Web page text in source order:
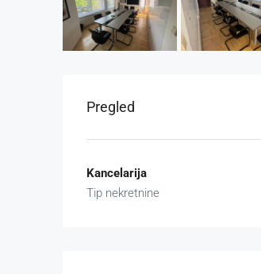
Pregled
Kancelarija
Tip nekretnine